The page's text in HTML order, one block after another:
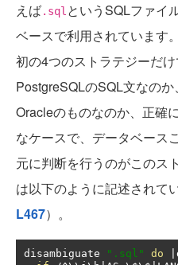
えば.sql というSQLファイ
ベースで利用されています
初の4つのストラテジーだ
PostgreSQLのSQL文なの
Oracleのものなのか、正確
なケースで、データベース
元に判断を行うのがこのス
は以下のように記述されて
L467）。
disambiguate ".sql" do